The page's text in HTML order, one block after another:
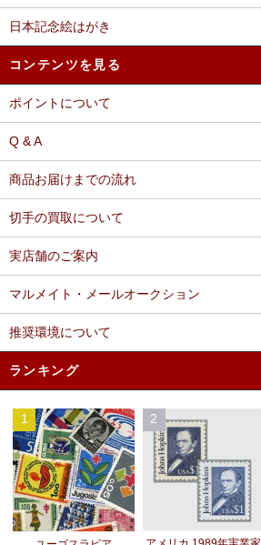
日本記念絵はがき
コンテンツを見る
ポイントについて
Q & A
商品お届けまでの流れ
切手の買取について
実店舗のご案内
マルメイト・メールオークション
推奨環境について
ランキング
1 2